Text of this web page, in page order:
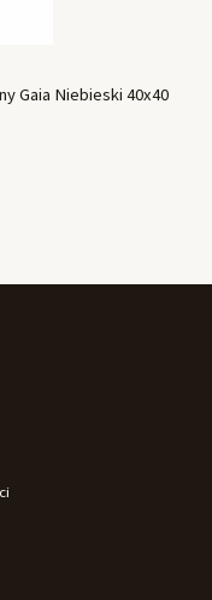
Gaia Niebieski 40x40